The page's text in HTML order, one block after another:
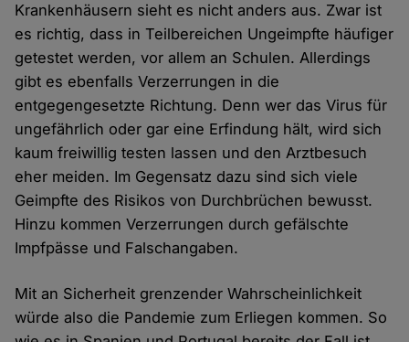
Krankenhäusern sieht es nicht anders aus. Zwar ist
es richtig, dass in Teilbereichen Ungeimpfte häufiger
getestet werden, vor allem an Schulen. Allerdings
gibt es ebenfalls Verzerrungen in die
entgegengesetzte Richtung. Denn wer das Virus für
ungefährlich oder gar eine Erfindung hält, wird sich
kaum freiwillig testen lassen und den Arztbesuch
eher meiden. Im Gegensatz dazu sind sich viele
Geimpfte des Risikos von Durchbrüchen bewusst.
Hinzu kommen Verzerrungen durch gefälschte
Impfpässe und Falschangaben.
Mit an Sicherheit grenzender Wahrscheinlichkeit
würde also die Pandemie zum Erliegen kommen. So